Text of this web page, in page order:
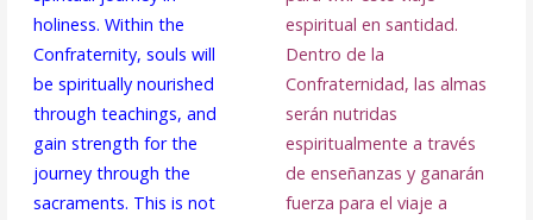
holiness. Within the
Confraternity, souls will
be spiritually nourished
through teachings, and
gain strength for the
journey through the
sacraments. This is not
espiritual en santidad.
Dentro de la
Confraternidad, las almas
serán nutridas
espiritualmente a través
de enseñanzas y ganarán
fuerza para el viaje a